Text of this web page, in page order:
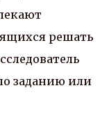
решать
заданию или